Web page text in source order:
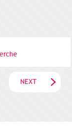
NEXT